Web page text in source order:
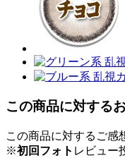
この商品に対する
この商品に対するご感
※初回フォト レビュー